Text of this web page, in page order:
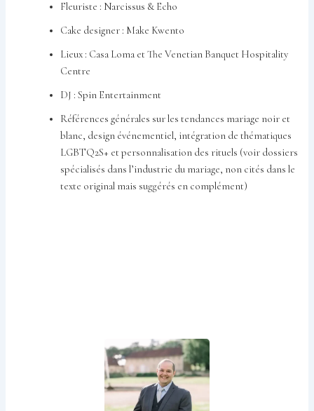
Fleuriste : Narcissus & Echo
Cake designer : Make Kwento
Lieux : Casa Loma et The Venetian Banquet Hospitality
Centre
DJ : Spin Entertainment
Références générales sur les tendances mariage noir et
blanc, design événementiel, intégration de thématiques
LGBTQ2S+ et personnalisation des rituels (voir dossiers
spécialisés dans l’industrie du mariage, non cités dans le
texte original mais suggérés en complément)